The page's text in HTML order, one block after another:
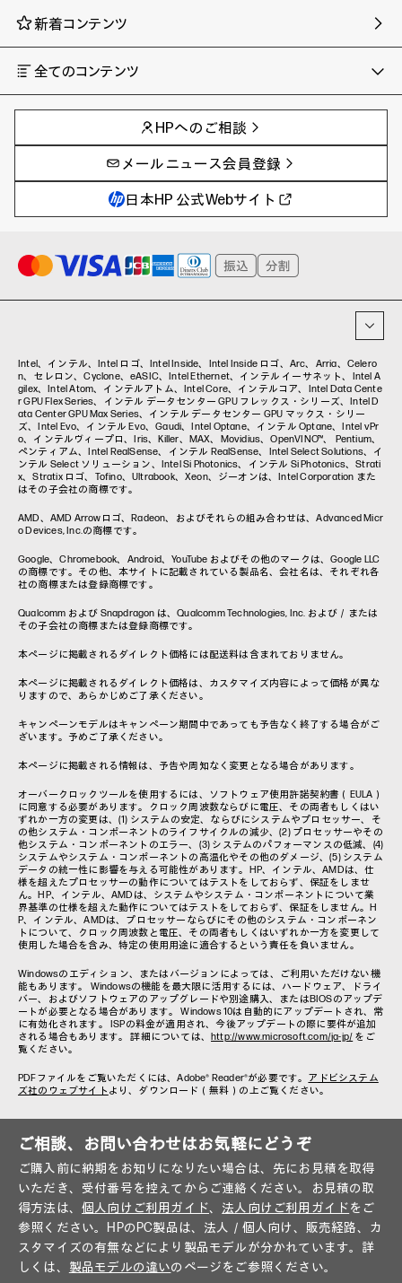
新着コンテンツ
全てのコンテンツ
AIの進化と活用事例
製品トレンド & レビュー
教育とテクノロジー
ハイブリッドワーク
プリンター
事例
イベントレポート
AIワークステーション
Poly
WXP（DEXツール）
タグ一覧
HPへのご相談
メールニュース会員登録
日本HP 公式Webサイト
Intel、インテル、Intel ロゴ、Intel Inside、Intel Inside ロゴ、Arc、Arria、Celero
n、セレロン、Cyclone、eASIC、Intel Ethernet、インテル イーサネット、Intel A
gilex、Intel Atom、インテルアトム、Intel Core、インテルコア、Intel Data Cente
r GPU Flex Series、インテル データセンター GPU フレックス・シリーズ、Intel D
ata Center GPU Max Series、インテル データセンター GPU マックス・シリー
ズ、Intel Evo、インテル Evo、Gaudi、Intel Optane、インテル Optane、Intel vPr
o、インテルヴィープロ、Iris、Killer、MAX、Movidius、OpenVINO™、 Pentium、
ペンティアム、Intel RealSense、インテル RealSense、Intel Select Solutions、イ
ンテル Select ソリューション、Intel Si Photonics、インテル Si Photonics、Strati
x、Stratix ロゴ、Tofino、Ultrabook、Xeon、ジーオンは、Intel Corporation また
はその子会社の商標です。
AMD、AMD Arrowロゴ、Radeon、およびそれらの組み合わせは、Advanced Micr
o Devices, Inc.の商標です。
Google、Chromebook、Android、YouTube およびその他のマークは、Google LLC
の商標です。その他、本サイトに記載されている製品名、会社名は、それぞれ各
社の商標または登録商標です。
Qualcomm および Snapdragon は、Qualcomm Technologies, Inc. および／または
その子会社の商標または登録商標です。
本ページに掲載されるダイレクト価格には配送料は含まれておりません。
本ページに掲載されるダイレクト価格は、カスタマイズ内容によって価格が異な
りますので、あらかじめご了承ください。
キャンペーンモデルはキャンペーン期間中であっても予告なく終了する場合がご
ざいます。予めご了承ください。
本ページに掲載される情報は、予告や周知なく変更となる場合があります。
オーバークロックツールを使用するには、ソフトウェア使用許諾契約書（EULA）
に同意する必要があります。クロック周波数ならびに電圧、その両者もしくはい
ずれか一方の変更は、(1) システムの安定、ならびにシステムやプロセッサー、そ
の他システム・コンポーネントのライフサイクルの減少、(2) プロセッサーやその
他システム・コンポーネントのエラー、(3) システムのパフォーマンスの低減、(4)
システムやシステム・コンポーネントの高温化やその他のダメージ、(5) システム
データの統一性に影響を与える可能性があります。HP、インテル、AMDは、仕
様を超えたプロセッサーの動作についてはテストをしておらず、保証をしませ
ん。HP、インテル、AMDは、システムやシステム・コンポーネントについて業
界基準の仕様を超えた動作についてはテストをしておらず、保証をしません。H
P、インテル、AMDは、プロセッサーならびにその他のシステム・コンポーネン
トについて、クロック周波数と電圧、その両者もしくはいずれか一方を変更して
使用した場合を含み、特定の使用用途に適合するという責任を負いません。
Windowsのエディション、またはバージョンによっては、ご利用いただけない機
能もあります。 Windowsの機能を最大限に活用するには、ハードウェア、ドライ
バー、およびソフトウェアのアップグレードや別途購入、またはBIOSのアップデ
ートが必要となる場合があります。 Windows 10は自動的にアップデートされ、常
に有効化されます。 ISPの料金が適用され、今後アップデートの際に要件が追加
される場合もあります。 詳細については、 http://www.microsoft.com/ja-jp/ をご
覧ください。
PDFファイルをご覧いただくには、Adobe® Reader®が必要です。 アドビシステム
ズ社のウェブサイト より、ダウンロード（無料）の上ご覧ください。
ご相談、お問い合わせはお気軽にどうぞ
ご購入前に納期をお知りになりたい場合は、先にお見積を取得
いただき、受付番号を控えてからご連絡ください。お見積の取
得方法は、 個人向けご利用ガイド、 法人向けご利用ガイドをご
参照ください。HPのPC製品は、法人／個人向け、販売経路、カ
スタマイズの有無などにより製品モデルが分かれています。詳
しくは、 製品モデルの違いのページをご参照ください。